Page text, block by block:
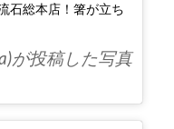
石総本店！箸が立ち
が投稿した写真